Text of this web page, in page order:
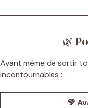
🌿
Avant même de sortir
incontournables :
💚